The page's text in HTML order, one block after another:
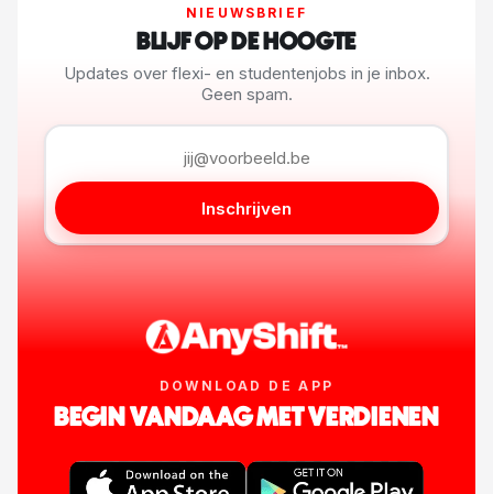
NIEUWSBRIEF
BLIJF OP DE HOOGTE
Updates over flexi- en studentenjobs in je inbox.
Geen spam.
Inschrijven
DOWNLOAD DE APP
BEGIN VANDAAG MET VERDIENEN